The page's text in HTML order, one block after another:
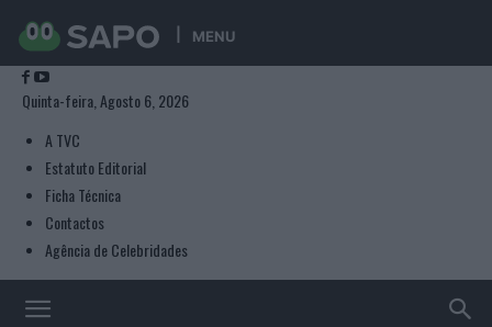
MENU
Quinta-feira, Agosto 6, 2026
A TVC
Estatuto Editorial
Ficha Técnica
Contactos
Agência de Celebridades